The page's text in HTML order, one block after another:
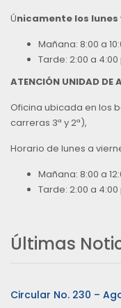
Únicamente los lunes
Mañana: 8:00 a
Tarde: 2:00 a 4:00
ATENCIÓN UNIDAD DE
Oficina ubicada en los
carreras 3ª y 2ª),
Horario de lunes a
Mañana: 8:00 a
Tarde: 2:00 a 4:00
Últimas
Circular No. 230 –